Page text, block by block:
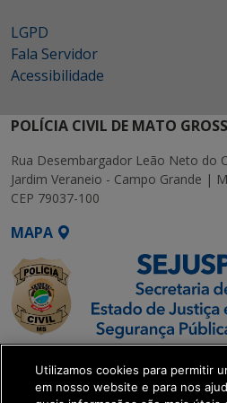
LGPD
Fala Servidor
Acessibilidade
POLÍCIA CIVIL DE MATO
Rua Desembargador Leão Neto do
Jardim Veraneio - Campo Grande |
CEP 79037-100
MAPA
SETDIG | Secretaria-
Executiva de
Utilizamos cookies para permitir
em nosso website e para nos